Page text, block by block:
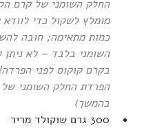
החלק השומני של קרם
מומלץ לשקול כדי
כמות מתאימה; חובה
השומני בלבד – לא
בקרם קוקוס לפני
הפרדת החלק השומני
בהמשך)
300 גרם שוקולד מריר